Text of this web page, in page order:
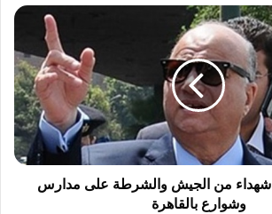
إطلاق أسماء 4 شهداء من الجيش والشرطة على مدارس
وشوارع بالقاهرة